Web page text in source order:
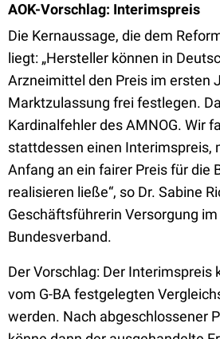
AOK-Vorschlag: Interimspreis
Die Kernaussage, die dem
liegt: „Hersteller können in
Arzneimittel den Preis im ersten
Marktzulassung frei festlegen.
Kardinalfehler des AMNOG. Wir
stattdessen einen Interimspreis,
Anfang an ein fairer Preis für die
realisieren ließe“, so Dr. Sabine
Geschäftsführerin Versorgung im
Bundesverband.
Der Vorschlag: Der Interimspreis
vom G-BA festgelegten
werden. Nach abgeschlossener